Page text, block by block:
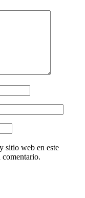
sitio web en este
comentario.